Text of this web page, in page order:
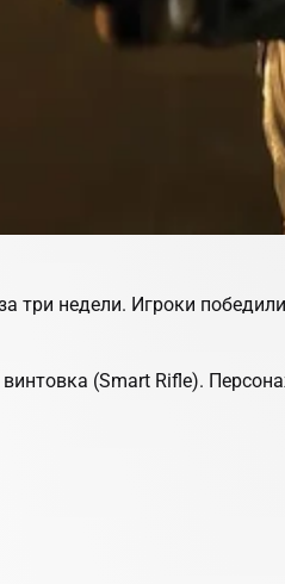
три недели. Игроки
(Smart Rifle).